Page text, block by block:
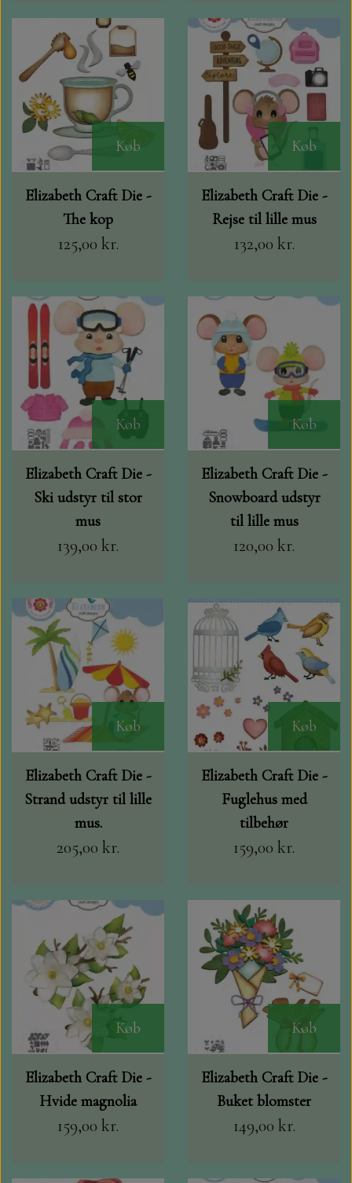
Køb
Elizabeth Craft Die -
The kop
125,00 kr.
Køb
Elizabeth Craft Die -
Rejse til lille mus
132,00 kr.
Køb
Elizabeth Craft Die -
Ski udstyr til stor
mus
139,00 kr.
Køb
Elizabeth Craft Die -
Snowboard udstyr
til lille mus
120,00 kr.
Køb
Elizabeth Craft Die -
Strand udstyr til lille
mus.
205,00 kr.
Køb
Elizabeth Craft Die -
Fuglehus med
tilbehør
159,00 kr.
Køb
Elizabeth Craft Die -
Hvide magnolia
159,00 kr.
Køb
Elizabeth Craft Die -
Buket blomster
149,00 kr.